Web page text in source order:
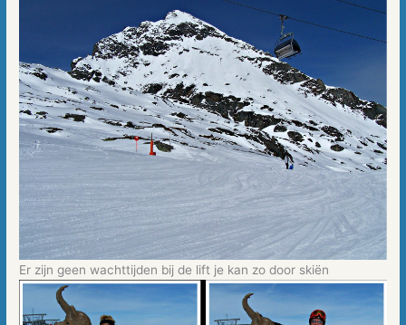
Er zijn geen wachttijden bij de lift je kan zo door skiën